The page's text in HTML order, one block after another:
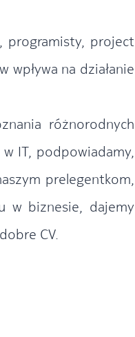
programisty, project
na działanie
różnorodnych
IT, podpowiadamy,
prelegentkom,
w biznesie, dajemy
CV.